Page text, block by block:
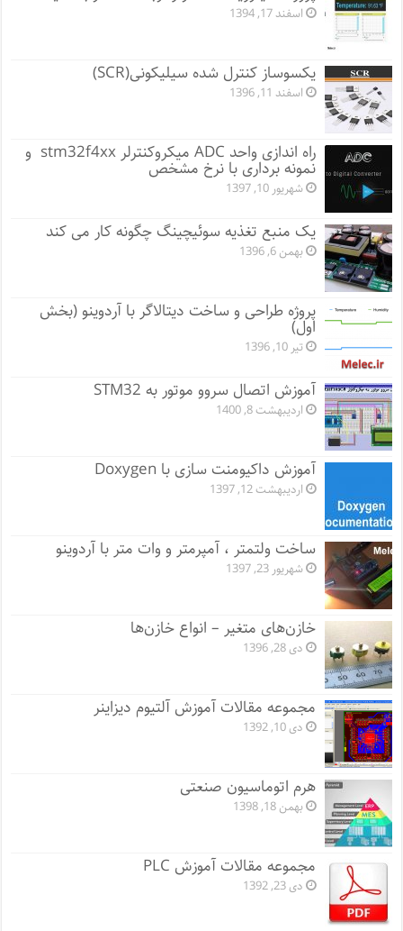
اسفند 17, 1394
یکسوساز کنترل شده سیلیکونی(SCR)
اسفند 11, 1396
راه اندازی واحد ADC میکروکنترلر stm32f4xx و
نمونه برداری با نرخ مشخص
شهریور 10, 1397
یک منبع تغذیه سوئیچینگ چگونه کار می کند
بهمن 6, 1396
پروژه طراحی و ساخت دیتالاگر با آردوینو (بخش
اول)
تیر 10, 1396
آموزش اتصال سروو موتور به STM32
اردیبهشت 8, 1400
آموزش داکیومنت سازی با Doxygen
اردیبهشت 12, 1397
ساخت ولتمتر ، آمپرمتر و وات متر با آردوینو
شهریور 23, 1397
خازن‌های متغیر – انواع خازن‌ها
دی 28, 1396
مجموعه مقالات آموزش آلتیوم دیزاینر
دی 10, 1392
هرم اتوماسیون صنعتی
بهمن 18, 1398
مجموعه مقالات آموزش PLC
دی 23, 1392